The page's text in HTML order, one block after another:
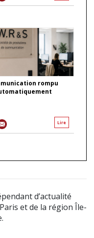
rompu
Lire
d’actualité
et de la région Île-